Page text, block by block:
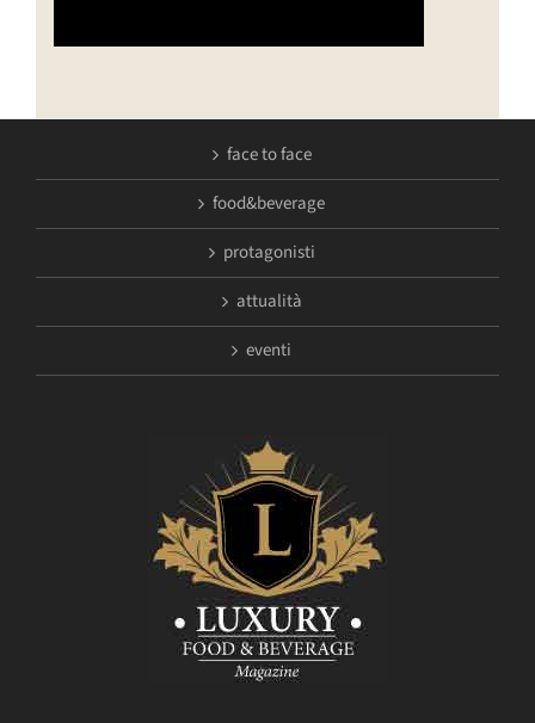
face to face
food&beverage
protagonisti
attualità
eventi